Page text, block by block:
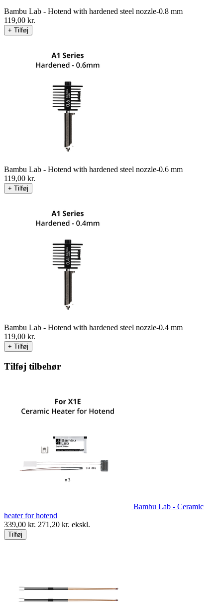
Bambu Lab - Hotend with hardened steel nozzle-0.8 mm
119,00 kr.
+ Tilføj
Bambu Lab - Hotend with hardened steel nozzle-0.6 mm
119,00 kr.
+ Tilføj
Bambu Lab - Hotend with hardened steel nozzle-0.4 mm
119,00 kr.
+ Tilføj
Tilføj tilbehør
Bambu Lab - Ceramic
heater for hotend
339,00 kr. 271,20 kr. ekskl.
Tilføj